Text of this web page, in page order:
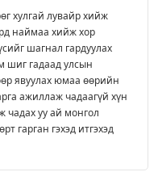
хулгай лувайр хийж
наймаа хийж хор
шагнал гардуулах
шиг гадаад улсын
явуулах юмаа өөрийн
ажиллаж чадаагүй хүн
чадах уу ай монгол
гарган гэхэд итгэхэд